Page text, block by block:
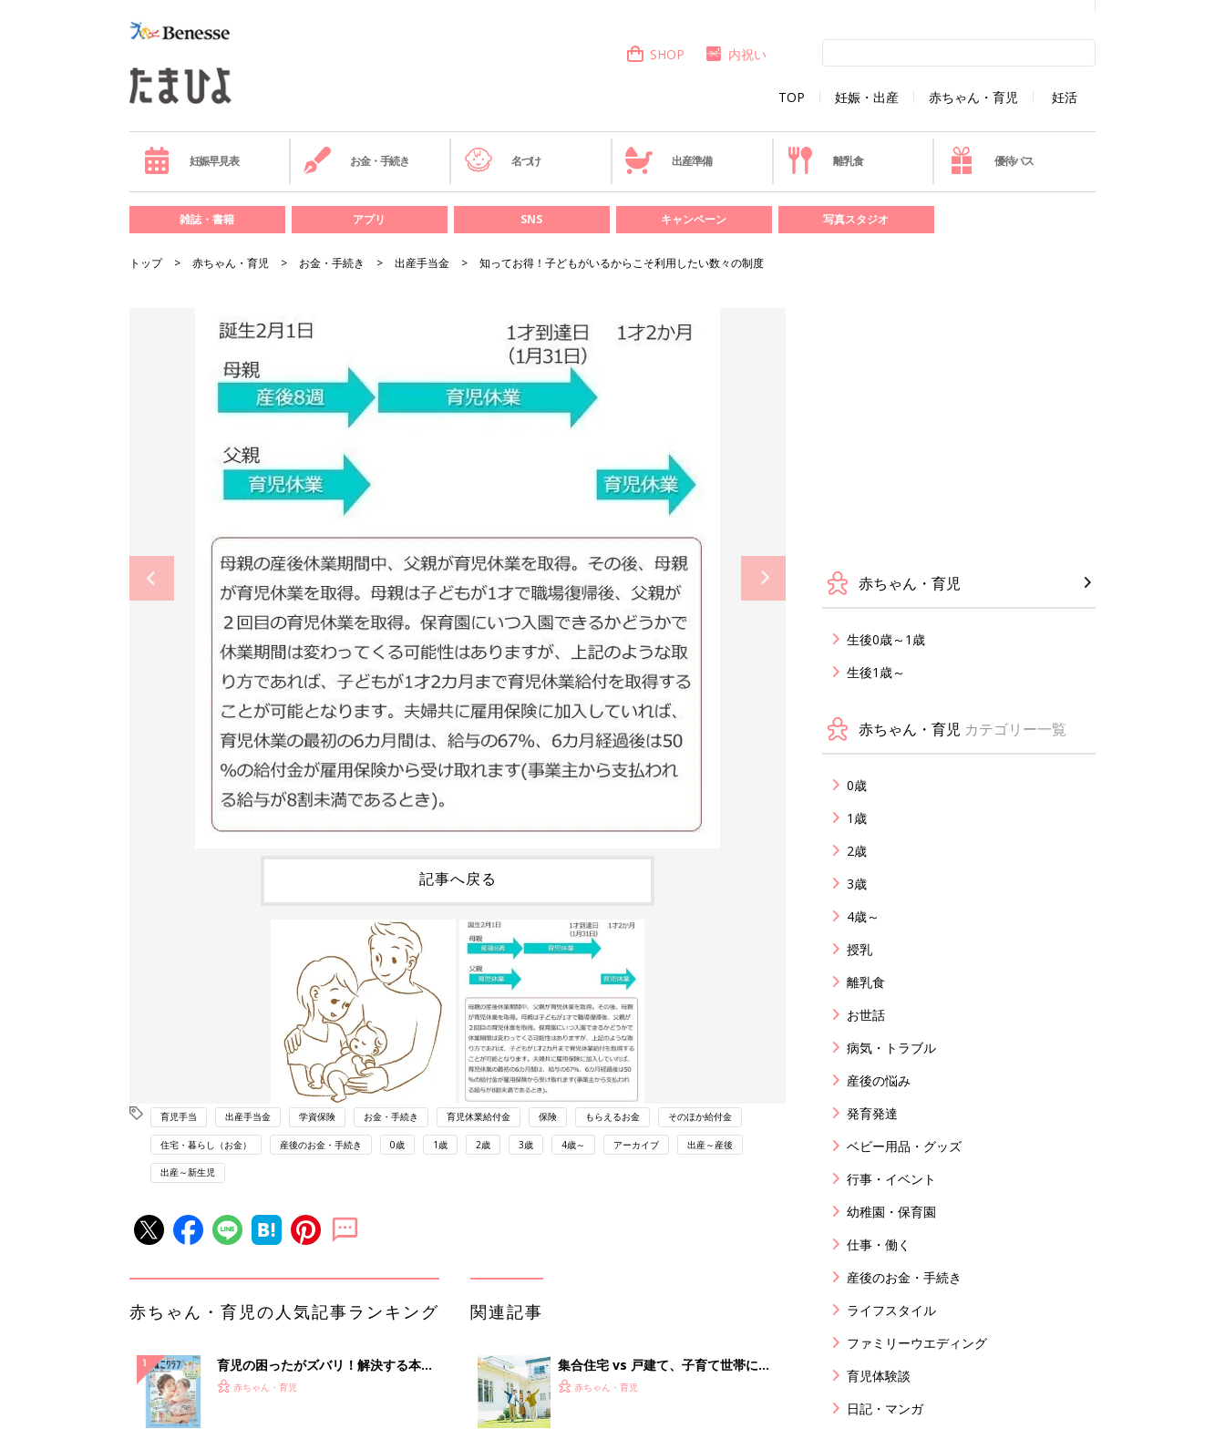
TOP 妊娠・出産 赤ちゃん・育児 妊活
SHOP 内祝い
妊娠早見表 お金・手続き 名づけ 出産準備 離乳食 優待パス
雑誌・書籍 アプリ SNS キャンペーン 写真スタジオ
トップ 赤ちゃん・育児 お金・手続き 出産手当金 知ってお得！子どもがいるからこそ利用したい数々の制度
記事へ戻る
育児手当 出産手当金 学資保険 お金・手続き 育児休業給付金 保険 もらえるお金 そのほか給付金
住宅・暮らし（お金） 産後のお金・手続き 0歳 1歳 2歳 3歳 4歳～ アーカイブ 出産～産後
出産～新生児
赤ちゃん・育児の人気記事ランキング
育児の困ったがズバリ！解決する本
『ひよこクラブ 夏号』 4カ月～2才
赤ちゃん・育児
関連記事
集合住宅 vs 戸建て、子育て世帯に合
っているのはどっち？
赤ちゃん・育児
赤ちゃん・育児
生後0歳～1歳
生後1歳～
赤ちゃん・育児 カテゴリー一覧
0歳
1歳
2歳
3歳
4歳～
授乳
離乳食
お世話
病気・トラブル
産後の悩み
発育発達
ベビー用品・グッズ
行事・イベント
幼稚園・保育園
仕事・働く
産後のお金・手続き
ライフスタイル
ファミリーウエディング
育児体験談
日記・マンガ